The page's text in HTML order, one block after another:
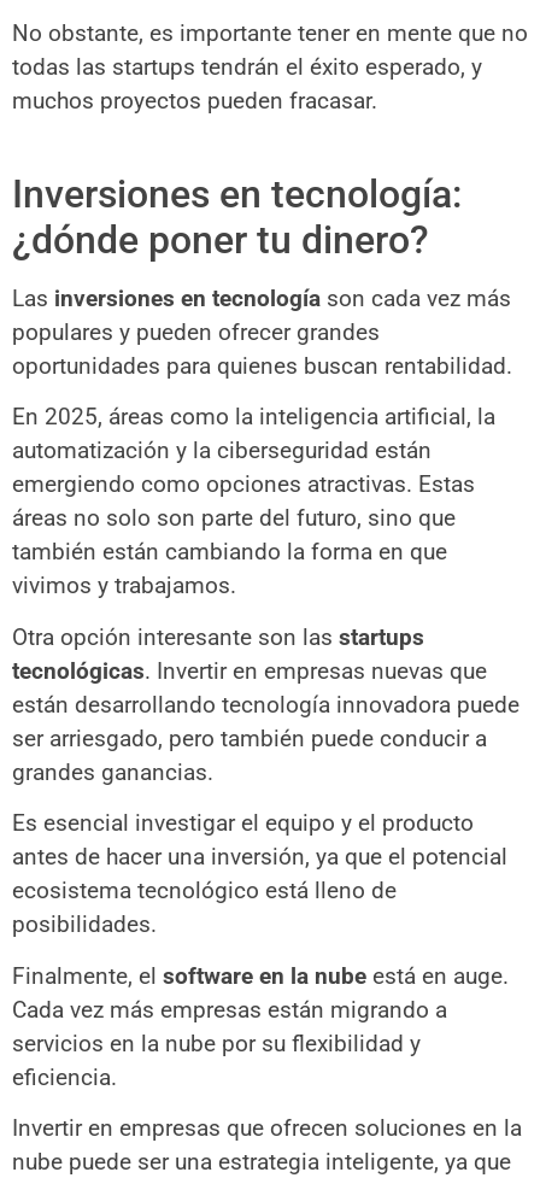
No obstante, es importante tener en mente que no
todas las startups tendrán el éxito esperado, y
muchos proyectos pueden fracasar.
Inversiones en tecnología:
¿dónde poner tu dinero?
Las inversiones en tecnología son cada vez más
populares y pueden ofrecer grandes
oportunidades para quienes buscan rentabilidad.
En 2025, áreas como la inteligencia artificial, la
automatización y la ciberseguridad están
emergiendo como opciones atractivas. Estas
áreas no solo son parte del futuro, sino que
también están cambiando la forma en que
vivimos y trabajamos.
Otra opción interesante son las startups
tecnológicas. Invertir en empresas nuevas que
están desarrollando tecnología innovadora puede
ser arriesgado, pero también puede conducir a
grandes ganancias.
Es esencial investigar el equipo y el producto
antes de hacer una inversión, ya que el potencial
ecosistema tecnológico está lleno de
posibilidades.
Finalmente, el software en la nube está en auge.
Cada vez más empresas están migrando a
servicios en la nube por su flexibilidad y
eficiencia.
Invertir en empresas que ofrecen soluciones en la
nube puede ser una estrategia inteligente, ya que